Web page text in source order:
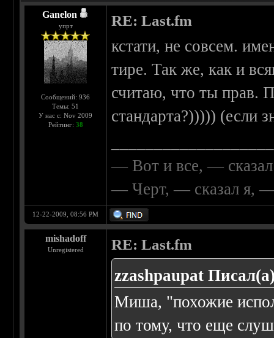
Ganelon
упрт
Сообщений: 936
Темы: 51
У нас с: Nov 2009
Рейтинг: 38
RE: Last.fm
кстати, не совсем.
тире. Так же, как и
считаю, что ты прав.
стандарта?))))) (если
— Вот и все, —
— Черт, — сказал я, —
12-22-2009, 08:56 PM
mishadoff
Unregistered RE: Last.fm
zzashpaupat
Миша, "похожие
по тому, что еще